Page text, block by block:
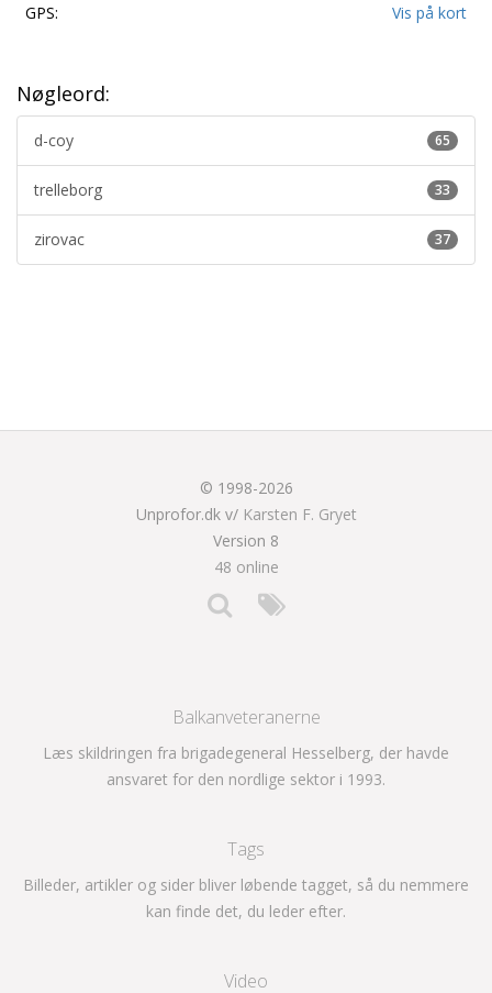
GPS:
Vis på kort
Nøgleord:
65
d-coy
33
trelleborg
37
zirovac
© 1998-2026
Unprofor.dk v/ Karsten F. Gryet
Version 8
48 online
Balkanveteranerne
Læs skildringen fra brigadegeneral Hesselberg, der havde
ansvaret for den nordlige sektor i 1993.
Tags
Billeder, artikler og sider bliver løbende tagget, så du nemmere
kan finde det, du leder efter.
Video